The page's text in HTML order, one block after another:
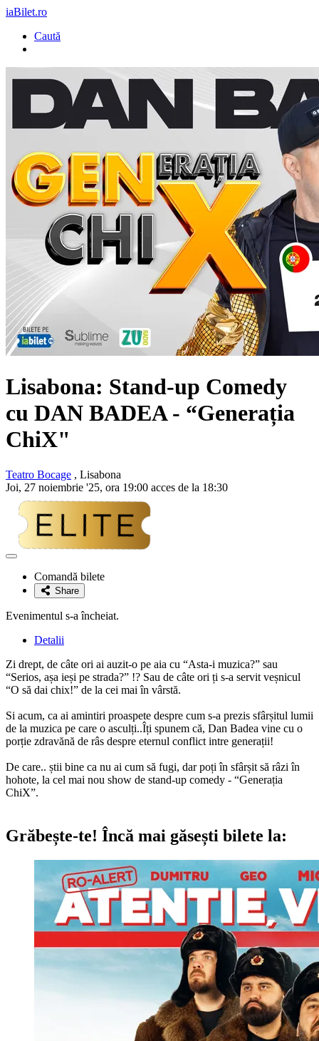
iaBilet.ro
Caută
Lisabona: Stand-up Comedy
cu DAN BADEA- “Generația
ChiX"
Teatro Bocage , Lisabona
Joi, 27 noiembrie '25, ora 19:00 acces de la 18:30
Adaugă
favoriteComandă bilete
Share
Evenimentul s-a încheiat.
Detalii
Zi drept, de câte ori ai auzit-o pe aia cu “Asta-i muzica?” sau
“Serios, așa ieși pe strada?” !? Sau de câte ori ți s-a servit veșnicul
“O să dai chix!” de la cei mai în vârstă.
Si acum, ca ai amintiri proaspete despre cum s-a prezis sfârșitul lumii
de la muzica pe care o asculți..Îți spunem că, Dan Badea vine cu o
porție zdravănă de râs despre eternul conflict intre generații!
De care.. știi bine ca nu ai cum să fugi, dar poți în sfârșit să râzi în
hohote, la cel mai nou show de stand-up comedy - “Generația
ChiX”.
Grăbește-te! Încă mai găsești bilete la: